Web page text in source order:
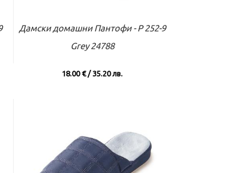
Виж повече
Дамски домашни Пантофи - P 252-9
Grey 24788
18.00 € / 35.20 лв.